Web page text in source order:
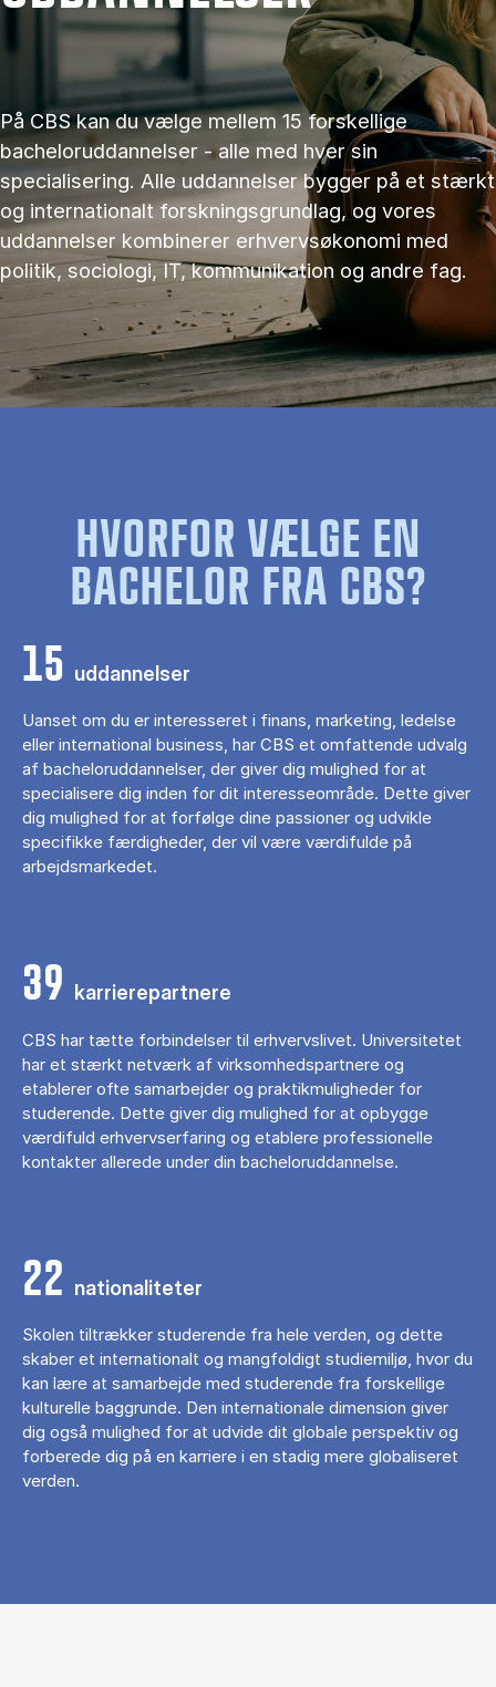
På CBS kan du vælge mellem 15 forskellige
bacheloruddannelser - alle med hver sin
specialisering. Alle uddannelser bygger på et stærkt
og internationalt forskningsgrundlag, og vores
uddannelser kombinerer erhvervsøkonomi med
politik, sociologi, IT, kommunikation og andre fag.
HVORFOR VÆLGE EN
BACHELOR FRA CBS?
15 uddannelser
Uanset om du er interesseret i finans, marketing, ledelse
eller international business, har CBS et omfattende udvalg
af bacheloruddannelser, der giver dig mulighed for at
specialisere dig inden for dit interesseområde. Dette giver
dig mulighed for at forfølge dine passioner og udvikle
specifikke færdigheder, der vil være værdifulde på
arbejdsmarkedet.
39 karrierepartnere
CBS har tætte forbindelser til erhvervslivet. Universitetet
har et stærkt netværk af virksomhedspartnere og
etablerer ofte samarbejder og praktikmuligheder for
studerende. Dette giver dig mulighed for at opbygge
værdifuld erhvervserfaring og etablere professionelle
kontakter allerede under din bacheloruddannelse.
22 nationaliteter
Skolen tiltrækker studerende fra hele verden, og dette
skaber et internationalt og mangfoldigt studiemiljø, hvor du
kan lære at samarbejde med studerende fra forskellige
kulturelle baggrunde. Den internationale dimension giver
dig også mulighed for at udvide dit globale perspektiv og
forberede dig på en karriere i en stadig mere globaliseret
verden.